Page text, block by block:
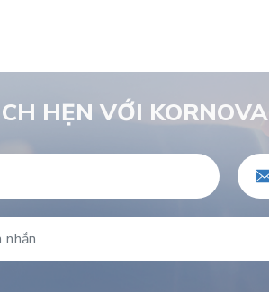
HẸN VỚI KORNOVA